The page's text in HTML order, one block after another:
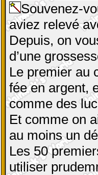
Souvenez-
aviez relevé
Depuis, on
d’une
Le premier au
fée en argent,
comme des
Et comme on
au moins un
Les 50
utiliser